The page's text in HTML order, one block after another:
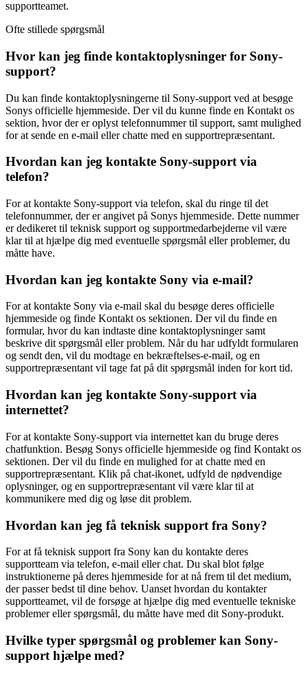
supportteamet.
Ofte stillede spørgsmål
Hvor kan jeg finde kontaktoplysninger for Sony-
support?
Du kan finde kontaktoplysningerne til Sony-support ved at besøge
Sonys officielle hjemmeside. Der vil du kunne finde en Kontakt os
sektion, hvor der er oplyst telefonnummer til support, samt mulighed
for at sende en e-mail eller chatte med en supportrepræsentant.
Hvordan kan jeg kontakte Sony-support via
telefon?
For at kontakte Sony-support via telefon, skal du ringe til det
telefonnummer, der er angivet på Sonys hjemmeside. Dette nummer
er dedikeret til teknisk support og supportmedarbejderne vil være
klar til at hjælpe dig med eventuelle spørgsmål eller problemer, du
måtte have.
Hvordan kan jeg kontakte Sony via e-mail?
For at kontakte Sony via e-mail skal du besøge deres officielle
hjemmeside og finde Kontakt os sektionen. Der vil du finde en
formular, hvor du kan indtaste dine kontaktoplysninger samt
beskrive dit spørgsmål eller problem. Når du har udfyldt formularen
og sendt den, vil du modtage en bekræftelses-e-mail, og en
supportrepræsentant vil tage fat på dit spørgsmål inden for kort tid.
Hvordan kan jeg kontakte Sony-support via
internettet?
For at kontakte Sony-support via internettet kan du bruge deres
chatfunktion. Besøg Sonys officielle hjemmeside og find Kontakt os
sektionen. Der vil du finde en mulighed for at chatte med en
supportrepræsentant. Klik på chat-ikonet, udfyld de nødvendige
oplysninger, og en supportrepræsentant vil være klar til at
kommunikere med dig og løse dit problem.
Hvordan kan jeg få teknisk support fra Sony?
For at få teknisk support fra Sony kan du kontakte deres
supportteam via telefon, e-mail eller chat. Du skal blot følge
instruktionerne på deres hjemmeside for at nå frem til det medium,
der passer bedst til dine behov. Uanset hvordan du kontakter
supportteamet, vil de forsøge at hjælpe dig med eventuelle tekniske
problemer eller spørgsmål, du måtte have med dit Sony-produkt.
Hvilke typer spørgsmål og problemer kan Sony-
support hjælpe med?